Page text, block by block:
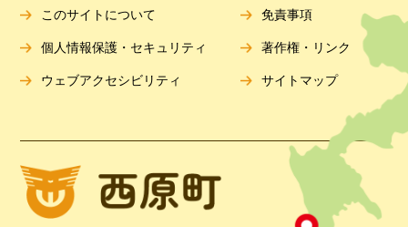
このサイトについて 免責事項
個人情報保護・セキュリティ 著作権・リンク
ウェブアクセシビリティ サイトマップ